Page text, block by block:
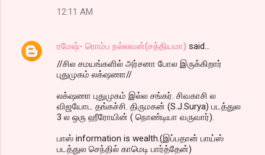
12:11 AM
ரமேஷ்- ரொம்ப நல்லவன்(சத்தியமா) said…
//சில சமயங்களில் அர்சனா போல இருக்கிறார்
புதுமுகம் லக்‌ஷணா//
லக்‌ஷணா புதுமுகம் இல்ல சங்கர். சிவகாசி ல
விஜயோட தங்கச்சி. திருமகன் (S.J.Surya) படத்துல
3 ல ஒரு ஹீரோயின் ( நொண்டியா வருவார்).
பாஸ் information is wealth.(இப்பதான் பாய்ஸ்
படத்துல செந்தில் காமெடி பார்த்தேன்)